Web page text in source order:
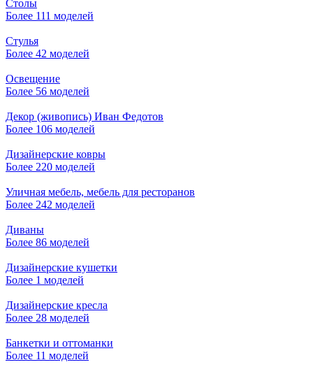
Столы
Более 111 моделей
Стулья
Более 42 моделей
Освещение
Более 56 моделей
Декор (живопись) Иван Федотов
Более 106 моделей
Дизайнерские ковры
Более 220 моделей
Уличная мебель, мебель для ресторанов
Более 242 моделей
Диваны
Более 86 моделей
Дизайнерские кушетки
Более 1 моделей
Дизайнерские кресла
Более 28 моделей
Банкетки и оттоманки
Более 11 моделей